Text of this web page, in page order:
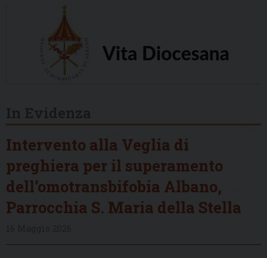
Intervento alla Veglia di
preghiera per il superamento
dell’omotransbifobia Albano,
Parrocchia S. Maria della Stella